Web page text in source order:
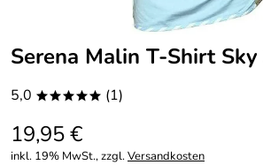
Serena Malin T-Shirt
5,0 ***** (1)
19,95 €
inkl. 19% MwSt., zzgl.Versandkosten